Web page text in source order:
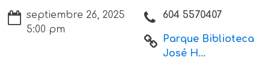
septiembre 26, 2025
5:00 pm
604 5570407
Parque Biblioteca
José H...